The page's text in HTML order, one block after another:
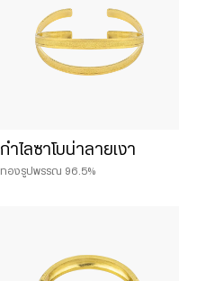
กำไลซาโบน่าลายเงา
ทองรูปพรรณ 96.5%